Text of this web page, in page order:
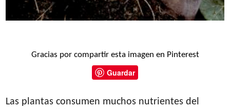
Gracias por compartir esta imagen en Pinterest
Guardar
Las plantas consumen muchos nutrientes del